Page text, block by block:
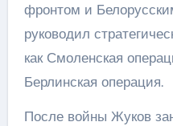
фронтом и
руководил
как Смоленская
Берлинская операция.
После войны Жуков